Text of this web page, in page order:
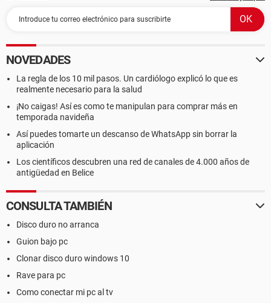
NOVEDADES
La regla de los 10 mil pasos. Un cardiólogo explicó lo que es
realmente necesario para la salud
¡No caigas! Así es como te manipulan para comprar más en
temporada navideña
Así puedes tomarte un descanso de WhatsApp sin borrar la
aplicación
Los científicos descubren una red de canales de 4.000 años de
antigüedad en Belice
CONSULTA TAMBIÉN
Disco duro no arranca
Guion bajo pc
Clonar disco duro windows 10
Rave para pc
Como conectar mi pc al tv